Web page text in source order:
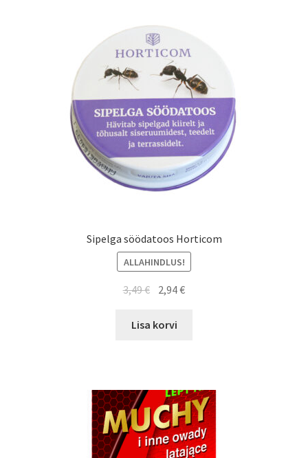
Sipelga söödatoos Horticom
ALLAHINDLUS!
3,49€ Algne
oli:
2,94€Current
Lisa korvi